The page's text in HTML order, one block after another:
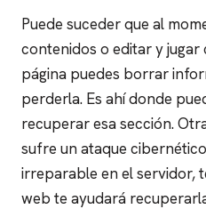
Puede suceder que al
contenidos o editar y jugar
página puedes borrar
perderla. Es ahí donde
recuperar esa sección.
sufre un ataque
irreparable en el servidor,
web te ayudará